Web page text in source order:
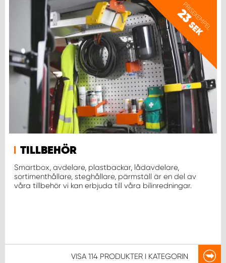
PRISEXEMPEL
23
SEK
TILLBEHÖR
Smartbox, avdelare, plastbackar, lådavdelare,
sortimenthållare, steghållare, pärmställ är en del av
våra tillbehör vi kan erbjuda till våra bilinredningar.
VISA 114 PRODUKTER I KATEGORIN